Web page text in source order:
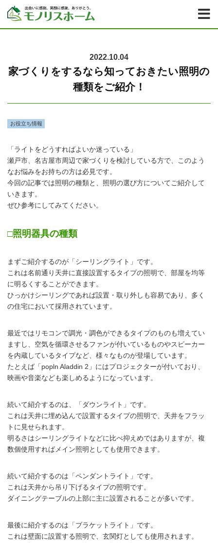
2022.10.04
家づくりをするなら知っておきたい照明の
種類をご紹介！
お役立ち情報
「ライトをどうすればよいか迷っている」
瀬戸市、名古屋市周辺で家づくりを検討している方で、このよう
なお悩みをお持ちの方は必見です。
今回の記事では照明の種類と、照明の選び方についてご紹介して
いきます。
ぜひ参考にしてみてください。
□照明器具の種類
まずご紹介するのが「シーリングライト」です。
これは名前通り天井に直接設置するタイプの照明で、部屋を均等
に明るくすることができます。
ひっかけシーリングであれば設置・取り外しも容易であり、多く
の住宅において採用されています。
最近ではリモコンで調光・調色ができるタイプのものも増えてい
ますし、空気を循環させるファンが付いているものやスピーカー
を内蔵しているタイプなど、様々なものが登場しています。
たとえば「popln Aladdin 2」にはプロジェクターが付いており、
映画や音楽なども楽しめるようになっています。
続いて紹介するのは、「ダウンライト」です。
これは天井に埋め込んで設置するタイプの照明で、天井をフラッ
トに見せられます。
明るさはシーリングライトなどに比べ抑えめではありますが、複
数個使用すればメイン照明としても使用できます。
続いて紹介するのは「ペンダントライト」です。
これは天井から吊り下げるタイプの照明です。
ダイニングテーブルの上部に主に設置されることが多いです。
最後に紹介するのは「ブラケットライト」です。
これは壁面に設置する照明で、玄関灯としても使用されます。